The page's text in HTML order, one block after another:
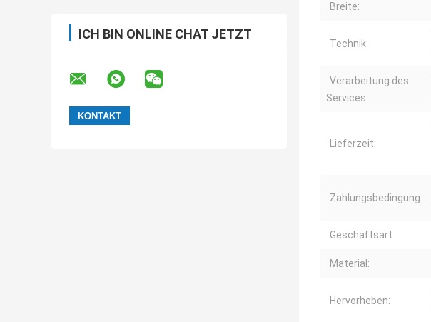
ICH BIN ONLINE CHAT JETZT
Breite:
Technik:
Verarbeitung des
Services:
Lieferzeit:
Zahlungsbedingung:
Geschäftsart:
Material:
Hervorheben: